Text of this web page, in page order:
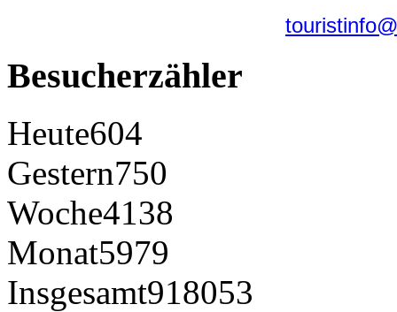
Besucherzähler
Heute604
Gestern750
Woche4138
Monat5979
Insgesamt918053